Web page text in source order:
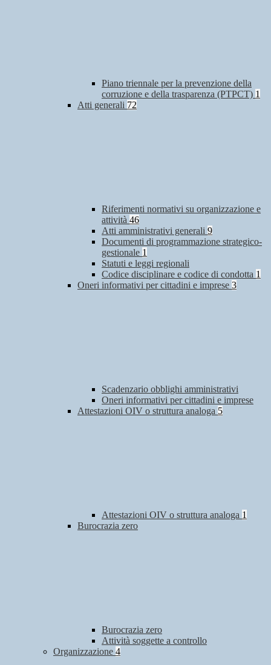
Piano triennale per la prevenzione della
corruzione e della trasparenza (PTPCT) 1
Atti generali 72
Riferimenti normativi su organizzazione e
attività 46
Atti amministrativi generali 9
Documenti di programmazione strategico-
gestionale 1
Statuti e leggi regionali
Codice disciplinare e codice di condotta 1
Oneri informativi per cittadini e imprese 3
Scadenzario obblighi amministrativi
Oneri informativi per cittadini e imprese
Attestazioni OIV o struttura analoga 5
Attestazioni OIV o struttura analoga 1
Burocrazia zero
Burocrazia zero
Attività soggette a controllo
Organizzazione 4